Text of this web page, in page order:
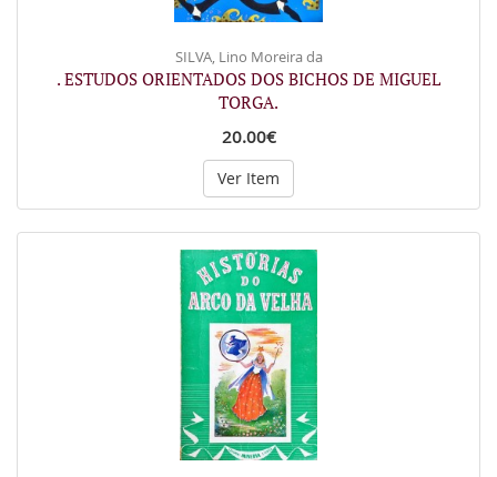
SILVA, Lino Moreira da
. ESTUDOS ORIENTADOS DOS BICHOS DE MIGUEL
TORGA.
20.00€
Ver Item